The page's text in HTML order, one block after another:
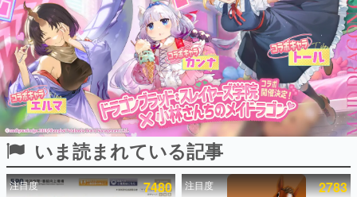
電ファミのいま読まれている記事ランキング
アプリセール情報
インタビュー
連載・特集一覧
殿堂入り記事
SNS拡散数が数千以上！ ページビュー数万以上！ などな
ど。多くの人々に読まれた、電ファミ渾身の“殿堂入り”記
事をまとめました。
いま読まれている記事
注目度 7480 注目度 2783